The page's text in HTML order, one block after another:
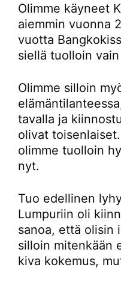
Olimme käyneet
aiemmin vuonna
vuotta
siellä tuolloin
Olimme silloin
tavalla ja
olivat
olimme tuolloin
nyt.
Tuo edellinen
Lumpuriin oli
sanoa, että olisin
silloin mitenkään
kiva kokemus,